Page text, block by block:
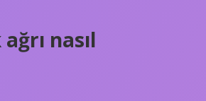
nasıl